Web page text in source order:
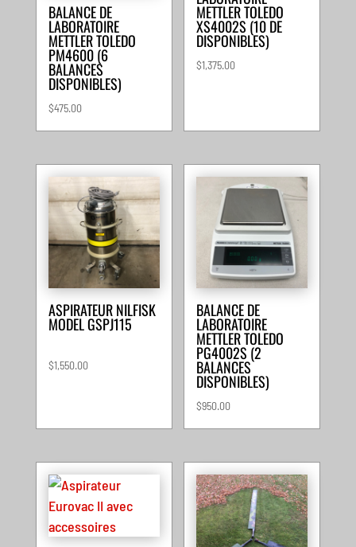
BALANCE DE
LABORATOIRE
METTLER TOLEDO
PM4600 (6
BALANCES
DISPONIBLES)
$475.00
METTLER TOLEDO
XS4002S (10 DE
DISPONIBLES)
$1,375.00
ASPIRATEUR NILFISK
MODEL GSPJ115
$1,550.00
BALANCE DE
LABORATOIRE
METTLER TOLEDO
PG4002S (2
BALANCES
DISPONIBLES)
$950.00